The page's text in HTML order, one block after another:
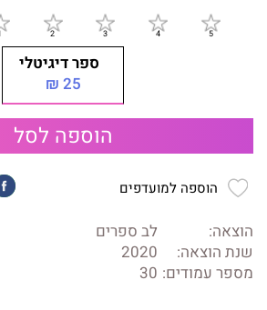
ספר דיגיטלי
25 ₪
הוספה לסל
הוספה למועדפים
הוצאה:
לב ספרים
שנת הוצאה:
2020
מספר עמודים: 30